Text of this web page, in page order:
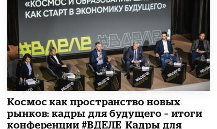
Космос как пространство новых
рынков: кадры для будущего – итоги
конференции #ВДЕЛЕ_Кадры для